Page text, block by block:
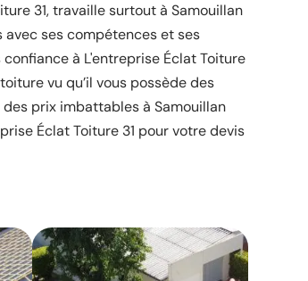
31, travaille surtout à Samouillan
avec ses compétences et ses
à L'entreprise Éclat Toiture
vu qu’il vous possède des
prix imbattables à Samouillan
Éclat Toiture 31 pour votre devis